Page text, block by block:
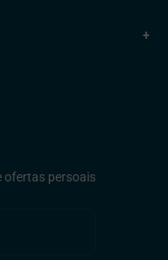
+
ofertas persoais